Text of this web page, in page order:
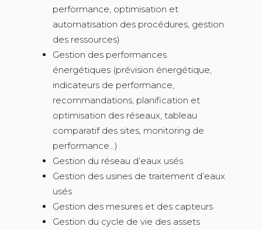
performance, optimisation et
automatisation des procédures, gestion
des ressources)
Gestion des performances
énergétiques (prévision énergétique,
indicateurs de performance,
recommandations, planification et
optimisation des réseaux, tableau
comparatif des sites, monitoring de
performance…)
Gestion du réseau d’eaux usés
Gestion des usines de traitement d’eaux
usés
Gestion des mesures et des capteurs
Gestion du cycle de vie des assets